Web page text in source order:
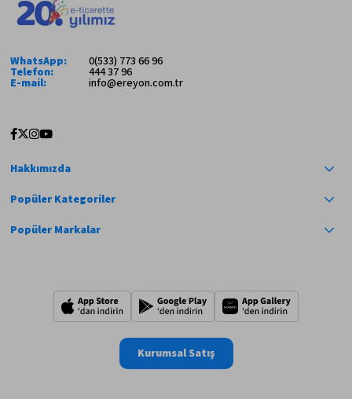
WhatsApp: 0(533) 773 66 96
Telefon: 444 37 96
E-mail: info@ereyon.com.tr
Hakkımızda
Popüler Kategoriler
Popüler Markalar
Kurumsal Satış